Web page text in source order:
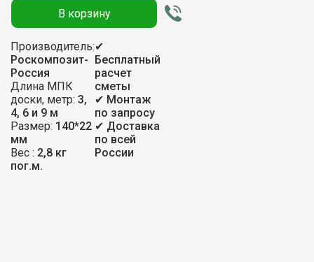
Террасная
МПК
Arte
Шлифовка+Тиснение
140-
22
мм,
(10
лет
гарантии,
советуем)
В корзину
Производитель:
Роскомпозит-
Россия
Длина МПК
доски, метр: 3,
4, 6 и 9 м
Размер: 140*22
мм
Вес : 2,8 кг
пог.м.
✔
Бесплатный
расчет
сметы
✔ Монтаж
по запросу
✔ Доставка
по всей
России